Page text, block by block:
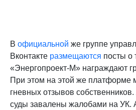
В официальной же группе
Вконтакте размещаются посты о
«Энергопроект-М» награждают
При этом на этой же платформе
гневных отзывов
суды завалены жалобами на УК.